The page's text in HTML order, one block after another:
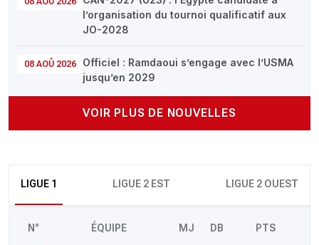
l’organisation du tournoi qualificatif aux
JO-2028
08 AOÛ 2026
Officiel : Ramdaoui s’engage avec l’USMA
jusqu’en 2029
VOIR PLUS DE NOUVELLES
LIGUE 1 LIGUE 2 EST LIGUE 2 OUEST
N° ÉQUIPE MJ DB PTS